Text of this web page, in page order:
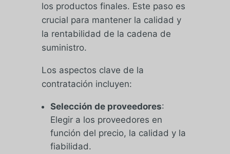
los productos finales. Este paso es
crucial para mantener la calidad y
la rentabilidad de la cadena de
suministro.
Los aspectos clave de la
contratación incluyen:
Selección de proveedores:
Elegir a los proveedores en
función del precio, la calidad y la
fiabilidad.